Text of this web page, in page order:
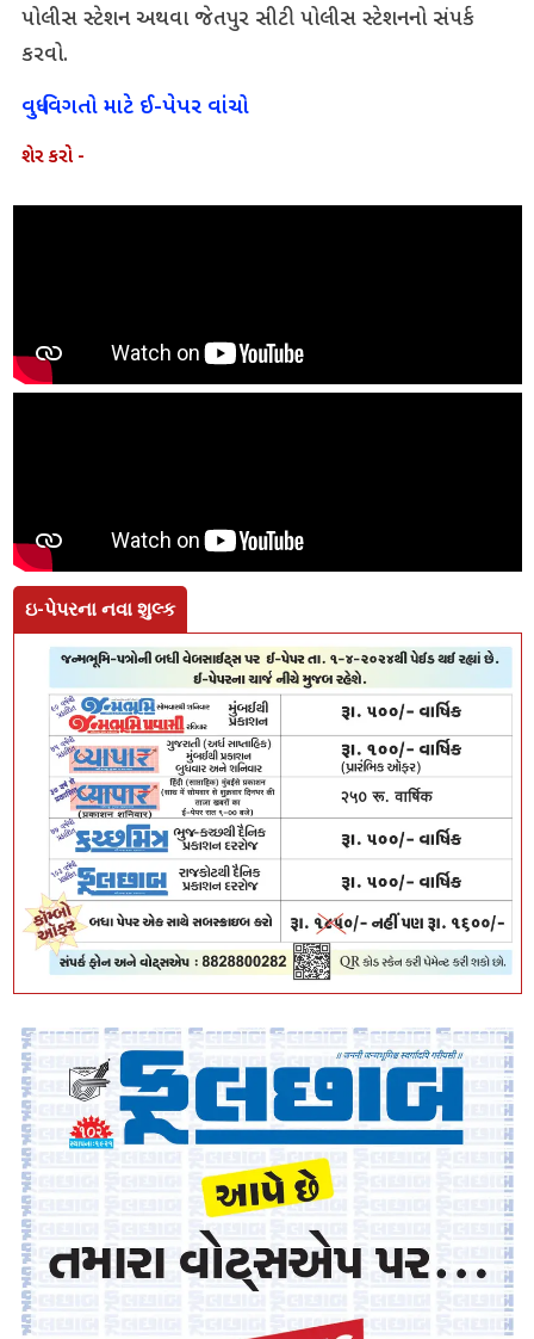
પોલીસ સ્ટેશન અથવા જેતપુર સીટી પોલીસ સ્ટેશનનો સંપર્ક
કરવો.
વધુ વિગતો માટે ઈ-પેપર વાંચો
શેર કરો -
ઇ-પેપરના નવા શુલ્ક